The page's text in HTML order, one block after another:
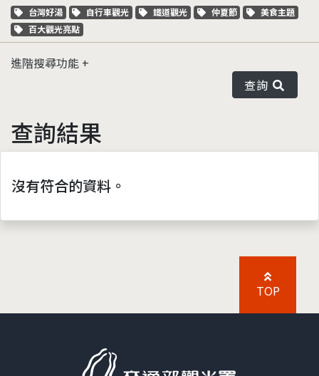
關鍵字標籤
台灣好湯 關鍵字標籤
自行車觀光 關鍵字標籤
鐵道觀光 關鍵字標籤
仲夏節 關鍵字標籤
美食主題
關鍵字標籤
百大觀光亮點
進階搜尋功能
查詢
查詢結果
沒有符合的資料。
TOP